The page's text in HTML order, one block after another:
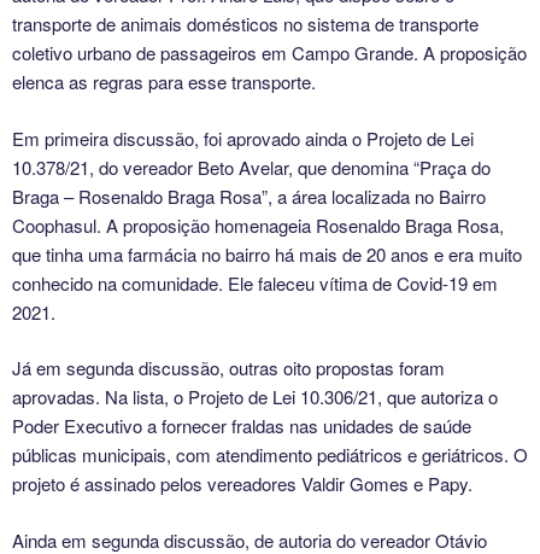
transporte de animais domésticos no sistema de transporte
coletivo urbano de passageiros em Campo Grande. A proposição
elenca as regras para esse transporte.
Em primeira discussão, foi aprovado ainda o Projeto de Lei
10.378/21, do vereador Beto Avelar, que denomina “Praça do
Braga – Rosenaldo Braga Rosa”, a área localizada no Bairro
Coophasul. A proposição homenageia Rosenaldo Braga Rosa,
que tinha uma farmácia no bairro há mais de 20 anos e era muito
conhecido na comunidade. Ele faleceu vítima de Covid-19 em
2021.
Já em segunda discussão, outras oito propostas foram
aprovadas. Na lista, o Projeto de Lei 10.306/21, que autoriza o
Poder Executivo a fornecer fraldas nas unidades de saúde
públicas municipais, com atendimento pediátricos e geriátricos. O
projeto é assinado pelos vereadores Valdir Gomes e Papy.
Ainda em segunda discussão, de autoria do vereador Otávio